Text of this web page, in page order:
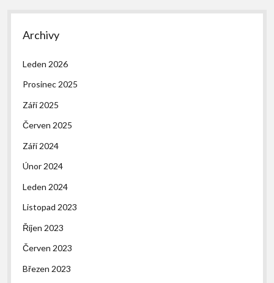
Archivy
Leden 2026
Prosinec 2025
Září 2025
Červen 2025
Září 2024
Únor 2024
Leden 2024
Listopad 2023
Říjen 2023
Červen 2023
Březen 2023